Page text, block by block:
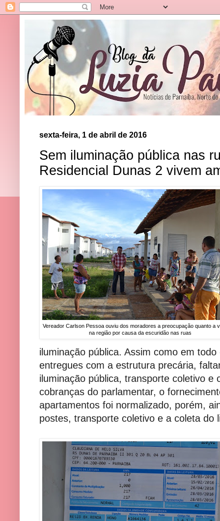
sexta-feira, 1 de abril de 2016
Sem iluminação pública nas
Residencial Dunas 2 vivem
Vereador Carlson Pessoa ouviu dos moradores a preocupação quanto a
na região por causa da escuridão nas ruas
iluminação pública. Assim como em
entregues com a estrutura precária,
iluminação pública, transporte coletivo e
cobranças do parlamentar, o
apartamentos foi normalizado, porém,
postes, transporte coletivo e a coleta do